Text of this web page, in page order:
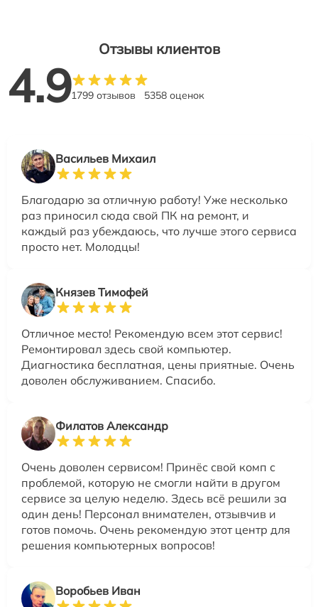
Отзывы клиентов
4.91799 отзывов 5358 оценок
Васильев Михаил
Благодарю за отличную работу! Уже несколько
раз приносил сюда свой ПК на ремонт, и
каждый раз убеждаюсь, что лучше этого сервиса
просто нет. Молодцы!
Князев Тимофей
Отличное место! Рекомендую всем этот сервис!
Ремонтировал здесь свой компьютер.
Диагностика бесплатная, цены приятные. Очень
доволен обслуживанием. Спасибо.
Филатов Александр
Очень доволен сервисом! Принёс свой комп с
проблемой, которую не смогли найти в другом
сервисе за целую неделю. Здесь всё решили за
один день! Персонал внимателен, отзывчив и
готов помочь. Очень рекомендую этот центр для
решения компьютерных вопросов!
Воробьев Иван